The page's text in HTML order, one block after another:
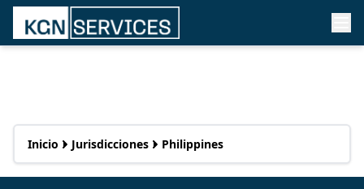
Inicio Jurisdicciones Philippines